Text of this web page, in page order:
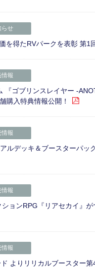
らせ
を得たRVパークを表彰 第1
情報
『ゴブリンスレイヤー -
購入特典情報公開！
情報
ルデッキ＆ブースターパ
情報
ョンRPG『リアセカイ』
情報
よりリリカルブースター